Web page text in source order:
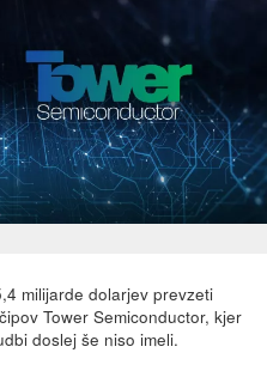
milijarde dolarjev prevzeti
Tower Semiconductor, kjer
doslej še niso imeli.